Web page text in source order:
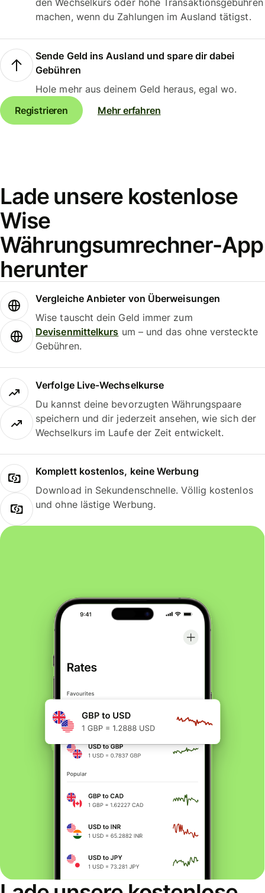
den Wechselkurs oder hohe Transaktionsgebühren
machen, wenn du Zahlungen im Ausland tätigst.
Sende Geld ins Ausland und spare dir dabei
Gebühren
Hole mehr aus deinem Geld heraus, egal wo.
Registrieren
Mehr erfahren
Lade unsere kostenlose
Wise
Währungsumrechner-App
herunter
Vergleiche Anbieter von Überweisungen
Wise tauscht dein Geld immer zum
Devisenmittelkurs um – und das ohne versteckte
Gebühren.
Verfolge Live-Wechselkurse
Du kannst deine bevorzugten Währungspaare
speichern und dir jederzeit ansehen, wie sich der
Wechselkurs im Laufe der Zeit entwickelt.
Komplett kostenlos, keine Werbung
Download in Sekundenschnelle. Völlig kostenlos
und ohne lästige Werbung.